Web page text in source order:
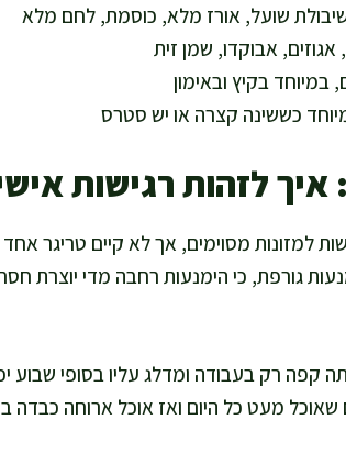
שועל, אורז מלא, כוסמת, לחם מלא
אגוזים, אבוקדו, שמן זית
במיוחד בקיץ ובאימון
כששינה קצרה או יש סטרס
איך לזהות רגישות
למזונות מסוימים, אך לא קיים טריגר
גורפת, כי הימנעות רחבה מדי יוצרת
קפה רק בעבודה ומדלג עליו בסופי שבוע
מעט כל היום ואז אוכל ארוחה כבדה